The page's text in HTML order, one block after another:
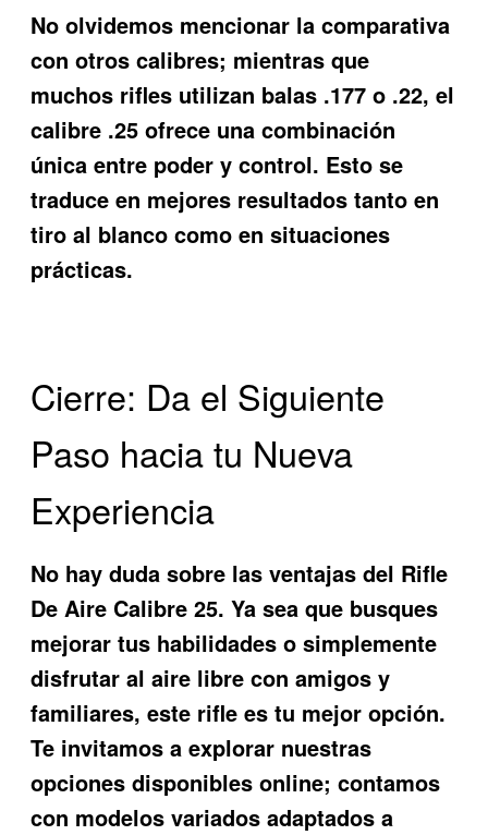
No olvidemos mencionar la comparativa
con otros calibres; mientras que
muchos rifles utilizan balas .177 o .22, el
calibre .25 ofrece una combinación
única entre poder y control. Esto se
traduce en mejores resultados tanto en
tiro al blanco como en situaciones
prácticas.
Cierre: Da el Siguiente
Paso hacia tu Nueva
Experiencia
No hay duda sobre las ventajas del Rifle
De Aire Calibre 25. Ya sea que busques
mejorar tus habilidades o simplemente
disfrutar al aire libre con amigos y
familiares, este rifle es tu mejor opción.
Te invitamos a explorar nuestras
opciones disponibles online; contamos
con modelos variados adaptados a